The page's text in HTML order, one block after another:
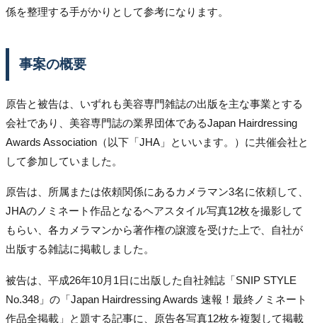
係を整理する手がかりとして参考になります。
事案の概要
原告と被告は、いずれも美容専門雑誌の出版を主な事業とする
会社であり、美容専門誌の業界団体であるJapan Hairdressing
Awards Association（以下「JHA」といいます。）に共催会社と
して参加していました。
原告は、所属または依頼関係にあるカメラマン3名に依頼して、
JHAのノミネート作品となるヘアスタイル写真12枚を撮影して
もらい、各カメラマンから著作権の譲渡を受けた上で、自社が
出版する雑誌に掲載しました。
被告は、平成26年10月1日に出版した自社雑誌「SNIP STYLE
No.348」の「Japan Hairdressing Awards 速報！最終ノミネート
作品全掲載」と題する記事に、原告各写真12枚を複製して掲載